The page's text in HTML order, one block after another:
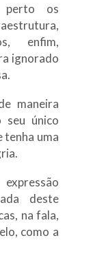
os
enfim,
ignorado
maneira
seu único
tenha uma
deste
na fala,
como a